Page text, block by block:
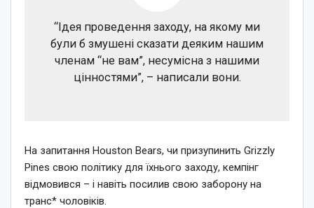
“Ідея проведення заходу, на якому ми
були б змушені сказати деяким нашим
членам “не вам”, несумісна з нашими
цінностями”, – написали вони.
На запитання Houston Bears, чи призупинить Grizzly
Pines свою політику для їхнього заходу, кемпінг
відмовився – і навіть посилив свою заборону на
транс* чоловіків.